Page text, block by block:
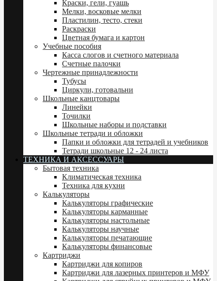
Краски, гели, гуашь
Мелки, восковые мелки
Пластилин, тесто, стеки
Раскраски
Цветная бумага и картон
Учебные пособия
Касса слогов и счетного материала
Счетные палочки
Чертежные принадлежности
Тубусы
Циркули, готовальни
Школьные канцтовары
Линейки
Точилки
Школьные наборы и подставки
Школьные тетради и обложки
Папки и обложки для тетрадей и учебников
Тетради школьные 12 - 24 листа
ТЕХНИКА И АКСЕССУАРЫ
Бытовая техника
Климатическая техника
Техника для кухни
Калькуляторы
Калькуляторы графические
Калькуляторы карманные
Калькуляторы настольные
Калькуляторы научные
Калькуляторы печатающие
Калькуляторы финансовые
Картриджи
Картриджи для копиров
Картриджи для лазерных принтеров и МФУ